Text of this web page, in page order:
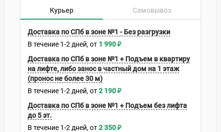
Курьер Самовывоз
Доставка по СПб в зоне №1 - Без разгрузки
В течение 1-2 дней 1 990₽
Доставка по СПб в зоне №1 + Подъем в квартиру
на лифте, либо занос в частный дом на 1 этаж
(пронос не более 30 м)
В течение 1-2 дней 2 190₽
Доставка по СПб в зоне №1 + Подъем без лифта
до 5 эт.
В течение 1-2 дней 2 350₽